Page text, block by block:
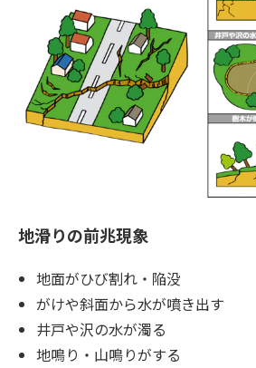
地滑りの前兆現象
地面がひび割れ・陥没
がけや斜面から水が噴き出す
井戸や沢の水が濁る
地鳴り・山鳴りがする